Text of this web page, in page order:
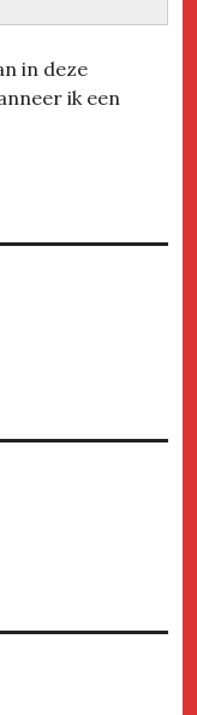
in deze
ik een